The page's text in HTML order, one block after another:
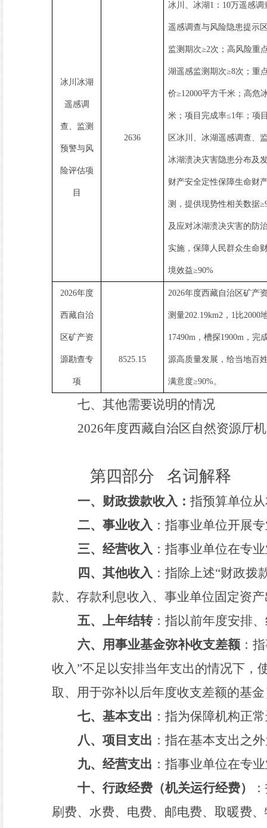
冰川冰湖
遥感调
查、监测
预警与风
险评估项
目
2636
冰川、冰湖 1 ： 10万遥感调
遥感调查与风险隐患提示
监测期次≥2次 ； 高风险重
湖遥感监测期次≥8次 ； 重
价≥12000平方千米 ； 高危
米 ； 项目完成率≤1年 ； 项
区冰川、冰湖遥感调查、
冰湖溃决灾害隐患分布及
财产安全定性保障生命财
测，提供现势性相关数据
及应对冰湖溃决灾害的防
实施，保障人民群众生命
境效益≥90%
2026年度
西藏自治
区矿产资
源勘查专
项
8525.15
2026年度西藏自治区矿产
测量202.19km2 ， 1 比2000
17490m ，槽探1900m ，完
源高质量发展，给当地百
满意度≥90%。
七、其他需要说明的情况
2026年度西藏自治区自然资源厅
第四部分 名词解释
一、财政拨款收入： 指预算单位
二、事业收入 ：指事业单位开展
三、经营收入 ：指事业单位在专
四、其他收入 ：指除上述“财政拨
款、存款利息收入、事业单位固定资
五、上年结转：指以前年度安排
六、用事业基金弥补收支差额 ：
收入”不足以安排当年支出的情况下，
取、用于弥补以后年度收支差额的基
七、基本支出 ：指为保障机构正
八、项目支出 ：指在基本支出之
九、经营支出 ：指事业单位在专
十、行政经费（机关运行经费）
刷费、水费、电费、邮电费、取暖费